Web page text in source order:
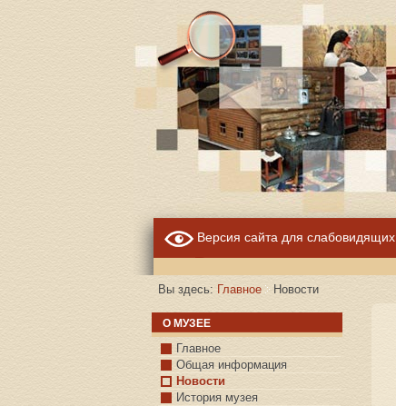
Версия сайта для слабовидящих
Вы здесь: Главное Новости
О МУЗЕЕ
Главное
Общая информация
Новости
История музея